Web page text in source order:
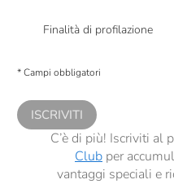
Gaston Dericbourg
Giavi
Gonet Medeville
Gosset
Finalità di profilazione
comunicazioni commerciali
* Campi obbligatori
ISCRIVITI
C’è di più! Iscriviti al
Clubper
vantaggi speciali e